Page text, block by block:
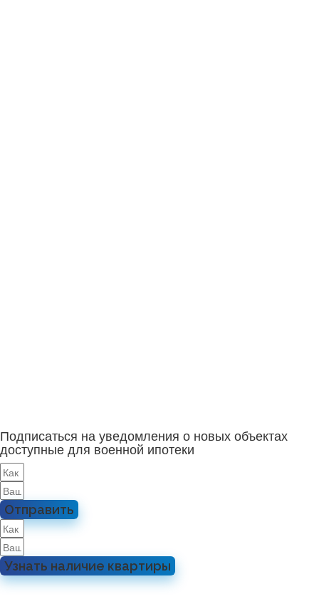
Подписаться на уведомления о новых объектах
доступные для военной ипотеки
Отправить
Узнать наличие квартиры